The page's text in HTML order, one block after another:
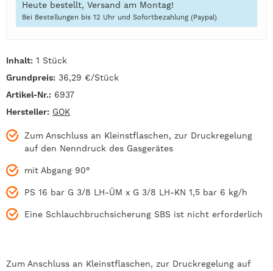
Inhalt: 1 Stück
Grundpreis: 36,29 €/Stück
Artikel-Nr.: 6937
Hersteller: GOK
Zum Anschluss an Kleinstflaschen, zur Druckregelung
auf den Nenndruck des Gasgerätes
mit Abgang 90°
PS 16 bar G 3/8 LH-ÜM x G 3/8 LH-KN 1,5 bar 6 kg/h
Eine Schlauchbruchsicherung SBS ist nicht erforderlich
Heute bestellt, Versand am Montag!
Bei Bestellungen bis 12 Uhr und Sofortbezahlung (Paypal)
Zum Anschluss an Kleinstflaschen, zur Druckregelung auf